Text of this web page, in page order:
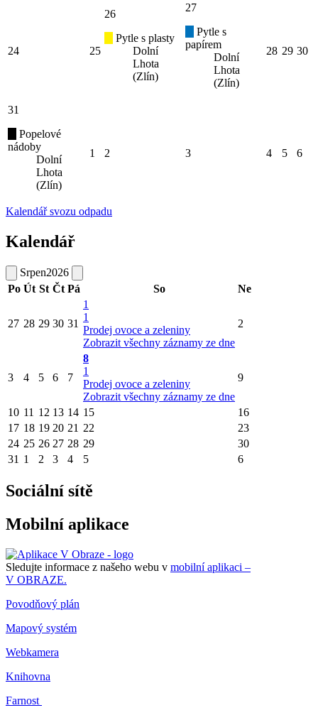
24 25
26
Pytle s plasty
Dolní
Lhota
(Zlín)
27
Pytle s
papírem
Dolní
Lhota
(Zlín)
28 29 30
31
Popelové
nádoby
Dolní
Lhota
(Zlín)
1 2 3 4 5 6
Kalendář svozu odpadu
Kalendář
Srpen2026
Po Út St Čt Pá So Ne
27 28 29 30 31
1
1
Prodej ovoce a zeleniny
Zobrazit všechny záznamy ze dne
2
3 4 5 6 7
8
1
Prodej ovoce a zeleniny
Zobrazit všechny záznamy ze dne
9
10 11 12 13 14 15
16
17 18 19 20 21 22
23
24 25 26 27 28 29
30
31 1 2 3 4 5 6
Sociální sítě
Mobilní aplikace
Sledujte informace z našeho webu v mobilní aplikaci –
V OBRAZE.
Povodňový plán
Mapový systém
Webkamera
Knihovna
Farnost